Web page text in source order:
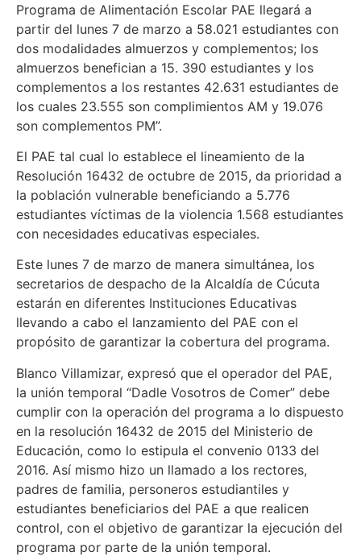
Programa de Alimentación Escolar PAE llegará a
partir del lunes 7 de marzo a 58.021 estudiantes con
dos modalidades almuerzos y complementos; los
almuerzos benefician a 15. 390 estudiantes y los
complementos a los restantes 42.631 estudiantes de
los cuales 23.555 son complimientos AM y 19.076
son complementos PM”.
El PAE tal cual lo establece el lineamiento de la
Resolución 16432 de octubre de 2015, da prioridad a
la población vulnerable beneficiando a 5.776
estudiantes víctimas de la violencia 1.568 estudiantes
con necesidades educativas especiales.
Este lunes 7 de marzo de manera simultánea, los
secretarios de despacho de la Alcaldía de Cúcuta
estarán en diferentes Instituciones Educativas
llevando a cabo el lanzamiento del PAE con el
propósito de garantizar la cobertura del programa.
Blanco Villamizar, expresó que el operador del PAE,
la unión temporal “Dadle Vosotros de Comer” debe
cumplir con la operación del programa a lo dispuesto
en la resolución 16432 de 2015 del Ministerio de
Educación, como lo estipula el convenio 0133 del
2016. Así mismo hizo un llamado a los rectores,
padres de familia, personeros estudiantiles y
estudiantes beneficiarios del PAE a que realicen
control, con el objetivo de garantizar la ejecución del
programa por parte de la unión temporal.